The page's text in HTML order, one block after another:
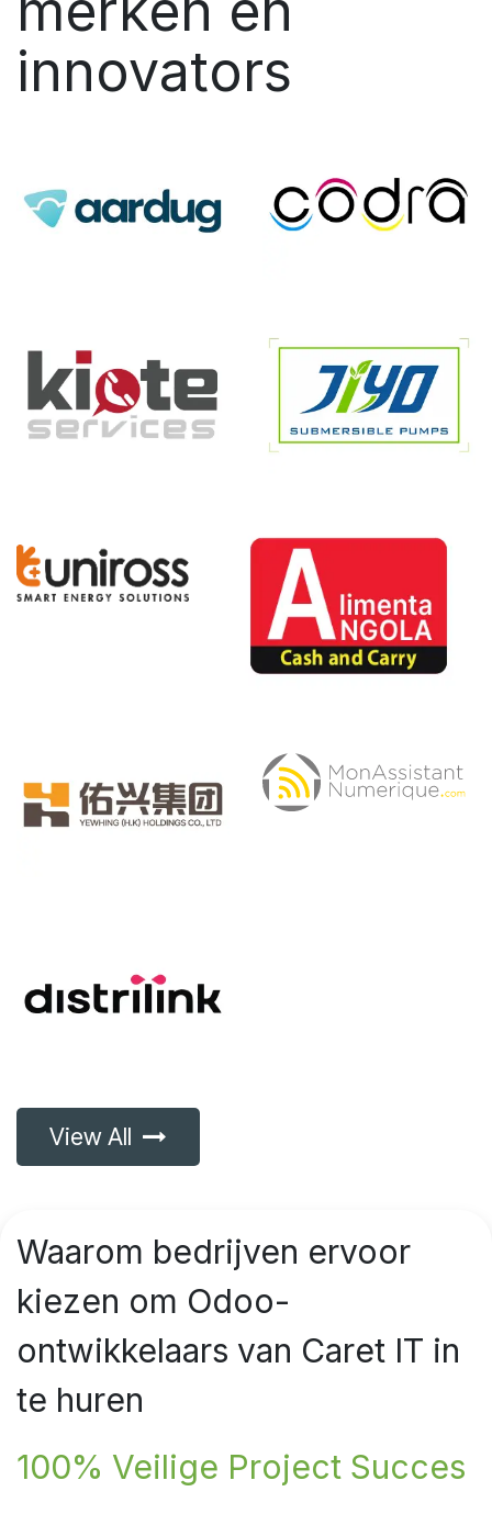
innovators
View All
Waarom bedrijven ervoor
kiezen om Odoo-
ontwikkelaars van Caret IT in
te huren
100% Veilige Project Succes